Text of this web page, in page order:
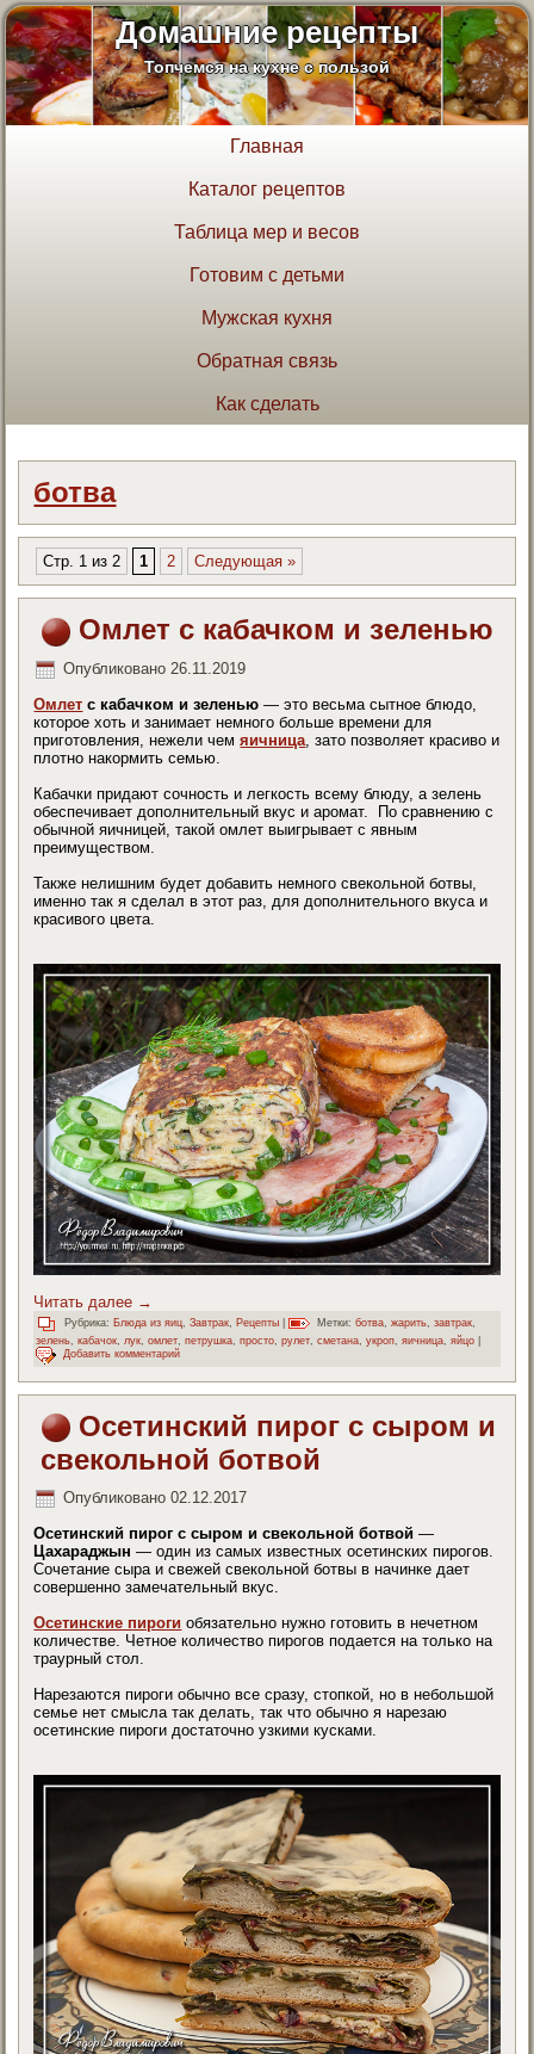
Домашние рецепты
Топчемся на кухне с пользой
Главная
Каталог рецептов
Таблица мер и весов
Готовим с детьми
Мужская кухня
Обратная связь
Как сделать
ботва
Стр. 1 из 2 1 2 Следующая »
Омлет с кабачком и зеленью
Опубликовано 26.11.2019
Омлет с кабачком и зеленью — это весьма сытное блюдо,
которое хоть и занимает немного больше времени для
приготовления, нежели чемяичница, зато позволяет красиво и
плотно накормить семью.
Кабачки придают сочность и легкость всему блюду, а зелень
обеспечивает дополнительный вкус и аромат. По сравнению с
обычной яичницей, такой омлет выигрывает с явным
преимуществом.
Также нелишним будет добавить немного свекольной ботвы,
именно так я сделал в этот раз, для дополнительного вкуса и
красивого цвета.
Читать далее →
Рубрика: Блюда из яиц ,Завтрак Рецепты Метки: ботва ,жарить ,завтрак
зелень ,кабачок лук ,омлет ,петрушка ,просто ,рулет ,сметана ,укроп ,яичница ,яйцо
Добавить комментарий
Осетинский пирог с сыром и
свекольной ботвой
Опубликовано 02.12.2017
Осетинский пирог с сыром и свекольной ботвой —
Цахараджын — один из самых известных осетинских пирогов.
Сочетание сыра и свежей свекольной ботвы в начинке дает
совершенно замечательный вкус.
Осетинские пироги обязательно нужно готовить в нечетном
количестве. Четное количество пирогов подается на только на
траурный стол.
Нарезаются пироги обычно все сразу, стопкой, но в небольшой
семье нет смысла так делать, так что обычно я нарезаю
осетинские пироги достаточно узкими кусками.